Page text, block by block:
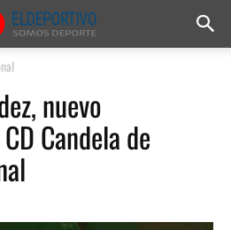
nuevo
Candela de